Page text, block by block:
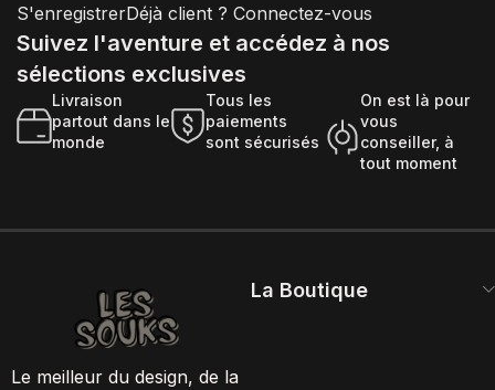
S'enregistrerDéjà client ? Connectez-vous
Suivez l'aventure et accédez à nos
sélections exclusives
Livraison
partout dans le
monde
Tous les
paiements
sont sécurisés
On est là pour
vous
conseiller, à
tout moment
Le meilleur du design, de la
La Boutique